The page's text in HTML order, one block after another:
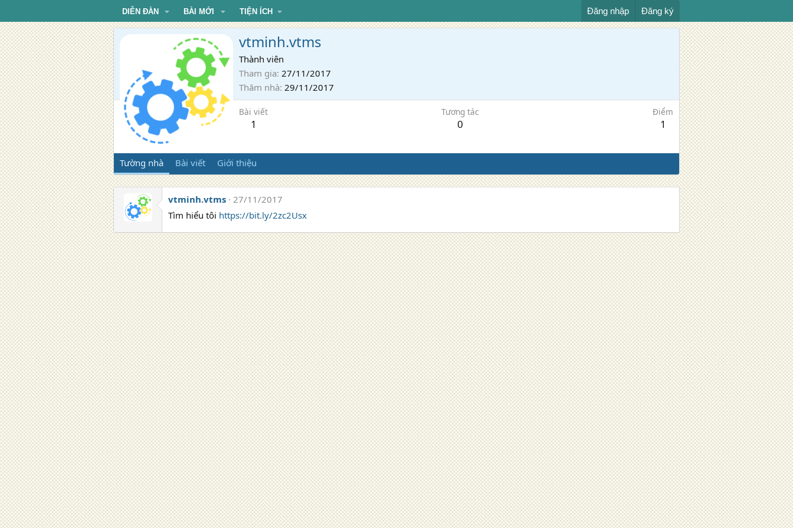
DIỄN ĐÀN BÀI MỚI TIỆN ÍCH Đăng nhập Đăng ký
vtminh.vtms
Thành viên
Tham gia 27/11/2017
Thăm nhà 29/11/2017
Bài viết
1
Tương tác
0
Điểm
1
Tường nhà Bài viết Giới thiệu
vtminh.vtms 27/11/2017
Tìm hiểu tôi https://bit.ly/2zc2Usx